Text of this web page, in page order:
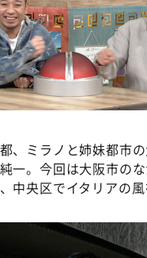
旅サラダ
ースライブ 正義のミカタ
のカタチ～
っしゃい！
館
スポ
、ミラノと姉妹都市
一。今回は大阪市の
中央区でイタリアの風